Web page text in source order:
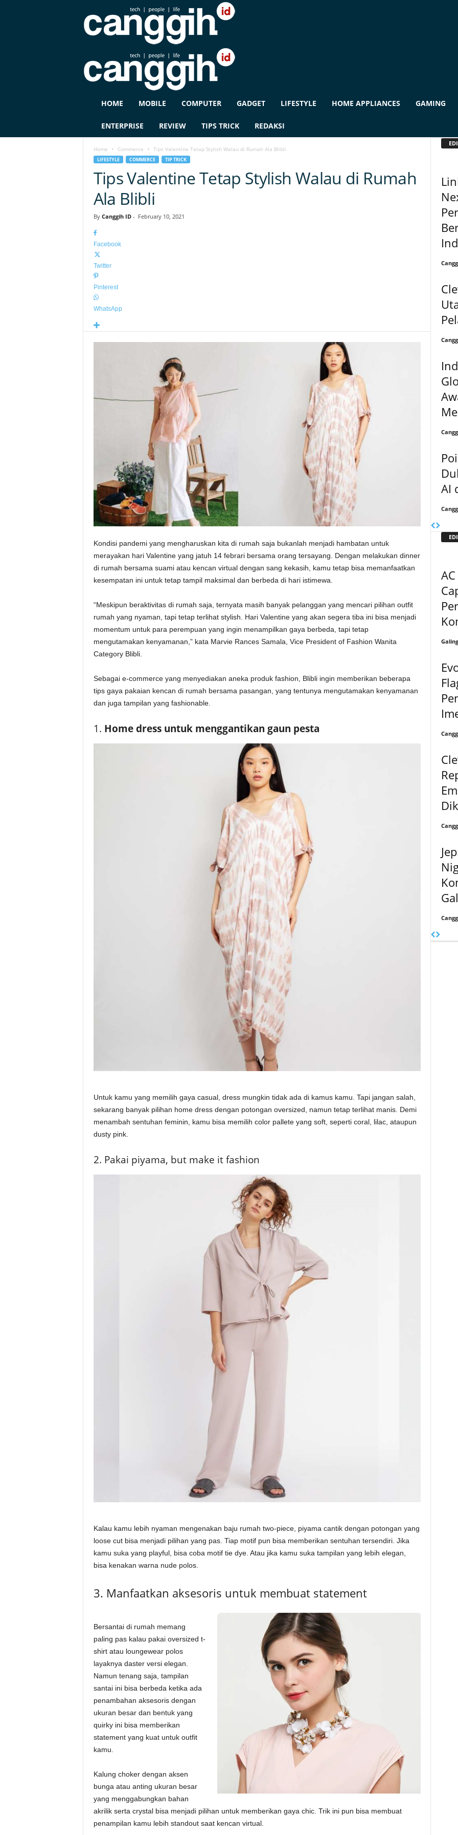
G
HOME MOBILE COMPUTER GADGET LIFESTYLE HOME APPLIANCES GAMING
ENTERPRISE REVIEW TIPS TRICK REDAKSI
Home Commerce Tips Valentine Tetap Stylish Walau di Rumah Ala Blibli
LIFESTYLE COMMERCE TIP TRICK
Tips Valentine Tetap Stylish Walau di Rumah
Ala Blibli
By Canggih ID- February 10, 2021
Facebook
Twitter
Pinterest
WhatsApp
Kondisi pandemi yang mengharuskan kita di rumah saja bukanlah menjadi hambatan untuk
merayakan hari Valentine yang jatuh 14 febrari bersama orang tersayang. Dengan melakukan dinner
di rumah bersama suami atau kencan virtual dengan sang kekasih, kamu tetap bisa memanfaatkan
kesempatan ini untuk tetap tampil maksimal dan berbeda di hari istimewa.
“Meskipun beraktivitas di rumah saja, ternyata masih banyak pelanggan yang mencari pilihan outfit
rumah yang nyaman, tapi tetap terlihat stylish. Hari Valentine yang akan segera tiba ini bisa menjadi
momentum untuk para perempuan yang ingin menampilkan gaya berbeda, tapi tetap
mengutamakan kenyamanan,” kata Marvie Rances Samala, Vice President of Fashion Wanita
Category Blibli.
Sebagai e-commerce yang menyediakan aneka produk fashion, Blibli ingin memberikan beberapa
tips gaya pakaian kencan di rumah bersama pasangan, yang tentunya mengutamakan kenyamanan
dan juga tampilan yang fashionable.
1. Home dress untuk menggantikan gaun pesta
Untuk kamu yang memilih gaya casual, dress mungkin tidak ada di kamus kamu. Tapi jangan salah,
sekarang banyak pilihan home dress dengan potongan oversized, namun tetap terlihat manis. Demi
menambah sentuhan feminin, kamu bisa memilih color pallete yang soft, seperti coral, lilac, ataupun
dusty pink.
2. Pakai piyama, but make it fashion
Kalau kamu lebih nyaman mengenakan baju rumah two-piece, piyama cantik dengan potongan yang
loose cut bisa menjadi pilihan yang pas. Tiap motif pun bisa memberikan sentuhan tersendiri. Jika
kamu suka yang playful, bisa coba motif tie dye. Atau jika kamu suka tampilan yang lebih elegan,
bisa kenakan warna nude polos.
3. Manfaatkan aksesoris untuk membuat statement
Bersantai di rumah memang
paling pas kalau pakai oversized t-
shirt atau loungewear polos
layaknya daster versi elegan.
Namun tenang saja, tampilan
santai ini bisa berbeda ketika ada
penambahan aksesoris dengan
ukuran besar dan bentuk yang
quirky ini bisa memberikan
statement yang kuat untuk outfit
kamu.
Kalung choker dengan aksen
bunga atau anting ukuran besar
yang menggabungkan bahan
akrilik serta crystal bisa menjadi pilihan untuk memberikan gaya chic. Trik ini pun bisa membuat
penampilan kamu lebih standout saat kencan virtual.
AI
Galing